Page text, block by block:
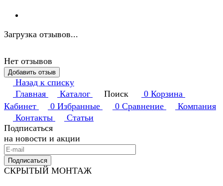
Загрузка отзывов...
Нет отзывов
Добавить отзыв
Назад к списку
Главная
Каталог Поиск 0 Корзина
Кабинет
0 Избранные 0 Сравнение
Компания
Контакты
Статьи
Подписаться
на новости и акции
Подписаться
СКРЫТЫЙ МОНТАЖ